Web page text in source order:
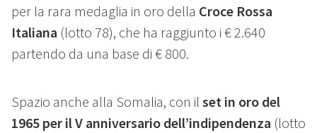
per la rara medaglia in oro della Croce Rossa
Italiana (lotto 78), che ha raggiunto i € 2.640
partendo da una base di € 800.
Spazio anche alla Somalia, con il set in oro del
1965 per il V anniversario dell’indipendenza (lotto